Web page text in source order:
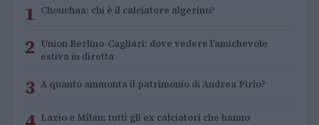
1 Chouchaa: chi è il calciatore algerino?
2 Union Berlino-Cagliari: dove vedere l’amichevole
estiva in diretta
3 A quanto ammonta il patrimonio di Andrea Pirlo?
Lazio e Milan: tutti gli ex calciatori che hanno